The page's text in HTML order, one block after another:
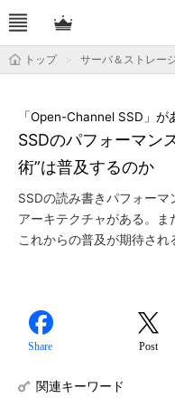
トップ サーバ＆ストレー
SSDのパフォーマン
術”は普及するのか
「Open-Channel SSD」が
SSDの読み書きパフォー
アーキテクチャがある。ま
これからの普及が期待され
Share Post
関連キーワード